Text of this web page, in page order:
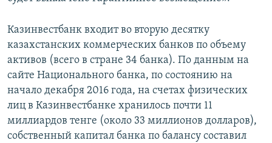
Казинвестбанк входит во вторую десятку
казахстанских коммерческих банков по объему
активов (всего в стране 34 банка). По данным на
сайте Национального банка, по состоянию на
начало декабря 2016 года, на счетах физических
лиц в Казинвестбанке хранилось почти 11
миллиардов тенге (около 33 миллионов долларов),
собственный капитал банка по балансу составил